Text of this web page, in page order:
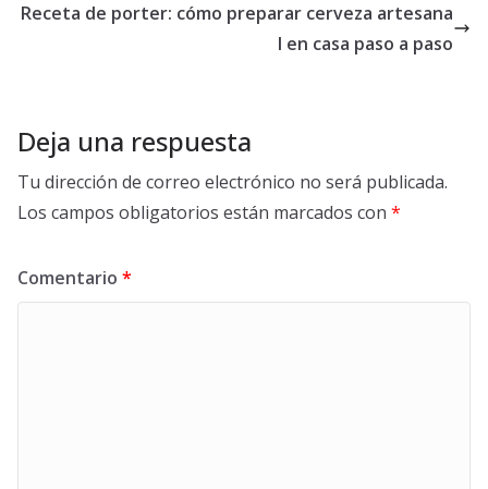
Receta de porter: cómo preparar cerveza artesana
l en casa paso a paso
Deja una respuesta
Tu dirección de correo electrónico no será publicada.
Los campos obligatorios están marcados con *
Comentario *